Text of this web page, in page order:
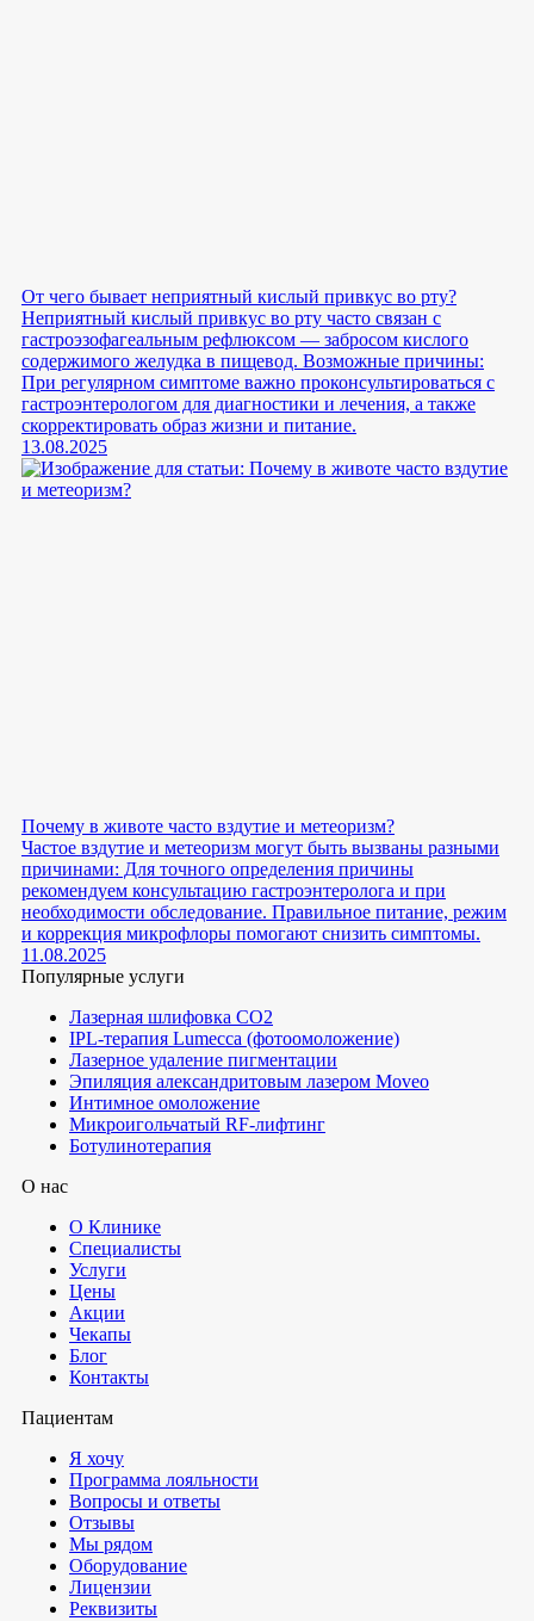
От чего бывает неприятный кислый привкус во рту?
Неприятный кислый привкус во рту часто связан с
гастроэзофагеальным рефлюксом — забросом кислого
содержимого желудка в пищевод. Возможные причины:
При регулярном симптоме важно проконсультироваться с
гастроэнтерологом для диагностики и лечения, а также
скорректировать образ жизни и питание.
13.08.2025
Почему в животе часто вздутие и метеоризм?
Частое вздутие и метеоризм могут быть вызваны разными
причинами: Для точного определения причины
рекомендуем консультацию гастроэнтеролога и при
необходимости обследование. Правильное питание, режим
и коррекция микрофлоры помогают снизить симптомы.
11.08.2025
Популярные услуги
Лазерная шлифовка СО2
IPL-терапия Lumecca (фотоомоложение)
Лазерное удаление пигментации
Эпиляция александритовым лазером Moveo
Интимное омоложение
Микроигольчатый RF-лифтинг
Ботулинотерапия
О нас
О Клинике
Специалисты
Услуги
Цены
Акции
Чекапы
Блог
Контакты
Пациентам
Я хочу
Программа лояльности
Вопросы и ответы
Отзывы
Мы рядом
Оборудование
Лицензии
Реквизиты